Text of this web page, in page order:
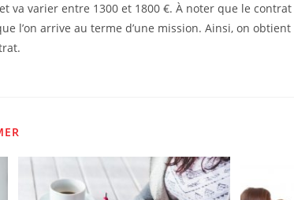
va varier entre 1300 et 1800 €. À noter que le
l’on arrive au terme d’une mission. Ainsi, on